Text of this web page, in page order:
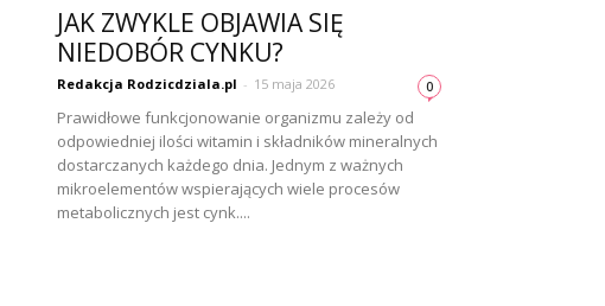
JAK ZWYKLE OBJAWIA SIĘ
NIEDOBÓR CYNKU?
Redakcja Rodzicdziala.pl - 15 maja 2026 0
Prawidłowe funkcjonowanie organizmu zależy od
odpowiedniej ilości witamin i składników mineralnych
dostarczanych każdego dnia. Jednym z ważnych
mikroelementów wspierających wiele procesów
metabolicznych jest cynk....